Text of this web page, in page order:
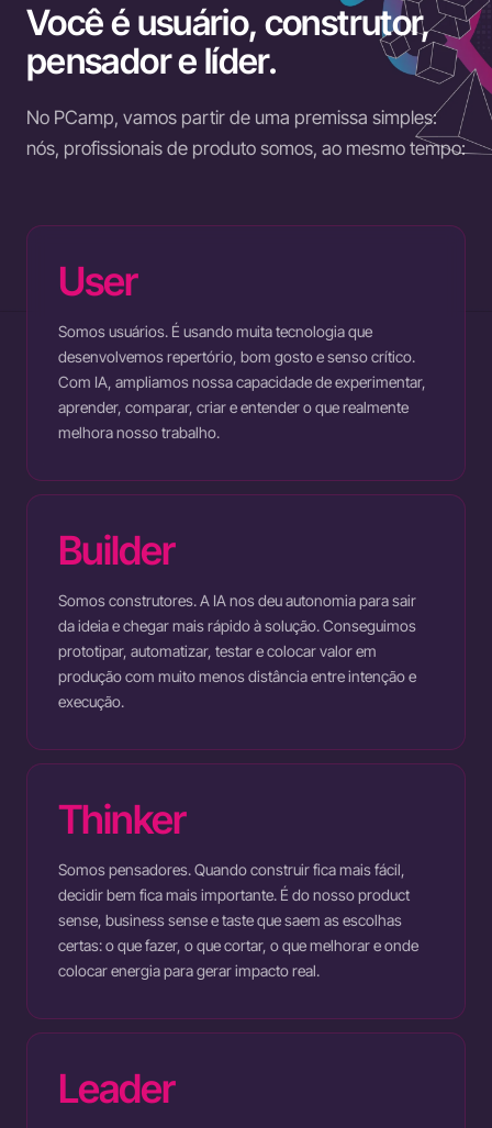
Você é usuário, construtor,
pensador e líder.
No PCamp, vamos partir de uma premissa simples:
nós, profissionais de produto somos, ao mesmo tempo:
User
Somos usuários. É usando muita tecnologia que
desenvolvemos repertório, bom gosto e senso crítico.
Com IA, ampliamos nossa capacidade de experimentar,
aprender, comparar, criar e entender o que realmente
melhora nosso trabalho.
Builder
Somos construtores. A IA nos deu autonomia para sair
da ideia e chegar mais rápido à solução. Conseguimos
prototipar, automatizar, testar e colocar valor em
produção com muito menos distância entre intenção e
execução.
Thinker
Somos pensadores. Quando construir fica mais fácil,
decidir bem fica mais importante. É do nosso product
sense, business sense e taste que saem as escolhas
certas: o que fazer, o que cortar, o que melhorar e onde
colocar energia para gerar impacto real.
Leader